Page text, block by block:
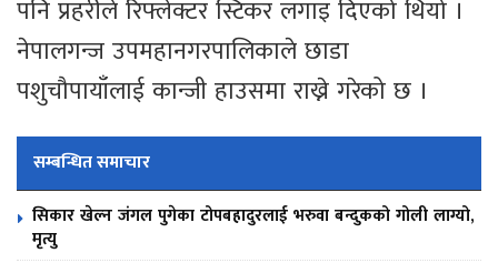
पनि प्रहरीले रिफ्लेक्टर स्टिकर लगाइ दिएको थियो ।
नेपालगन्ज उपमहानगरपालिकाले छाडा
पशुचौपायाँलाई कान्जी हाउसमा राख्ने गरेको छ ।
सम्बन्धित समाचार
सिकार खेल्न जंगल पुगेका टोपबहादुरलाई भरुवा बन्दुकको गोली लाग्यो,
मृत्यु